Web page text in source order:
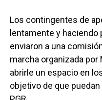
Los contingentes de
lentamente y haciendo
enviaron a una
marcha organizada por
abrirle un espacio en
objetivo de que